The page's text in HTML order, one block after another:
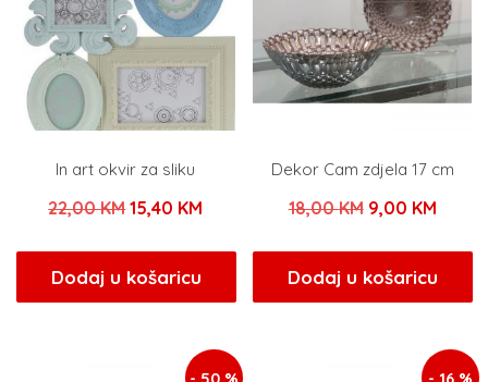
In art okvir za sliku
22,00KMIzvorna
bila
je:
15,40 KM
15,40 KM.
Dodaj u košaricu
Dekor Cam zdjela 17 cm
18,00KM Izvorna
bila
je:
9,00 KM
je:
9,00
Dodaj u košaricu